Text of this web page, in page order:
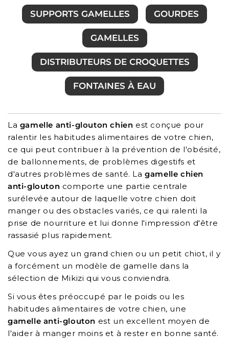
SUPPORTS GAMELLES GOURDES
GAMELLES
DISTRIBUTEURS DE CROQUETTES
FONTAINES À EAU
La gamelle anti-glouton chien est conçue pour
ralentir les habitudes alimentaires de votre chien,
ce qui peut contribuer à la prévention de l'obésité,
de ballonnements, de problèmes digestifs et
d'autres problèmes de santé. Lagamelle chien
anti-glouton comporte une partie centrale
surélevée autour de laquelle votre chien doit
manger ou des obstacles variés, ce qui ralenti la
prise de nourriture et lui donne l'impression d'être
rassasié plus rapidement.
Que vous ayez un grand chien ou un petit chiot, il y
a forcément un modèle de gamelle dans la
sélection de Mikizi qui vous conviendra.
Si vous êtes préoccupé par le poids ou les
habitudes alimentaires de votre chien, une
gamelle anti-glouton est un excellent moyen de
l'aider à manger moins et à rester en bonne santé.